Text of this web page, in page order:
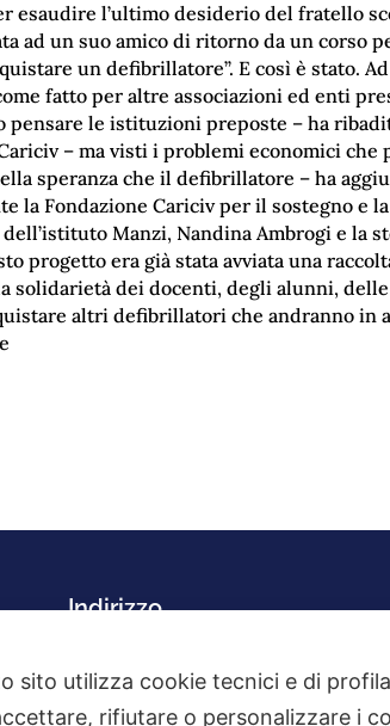
esaudire l’ultimo desiderio del fratello
ad un suo amico di ritorno da un corso
un defibrillatore”. E così è stato.
fatto per altre associazioni ed enti
pensare le istituzioni preposte – ha
– ma visti i problemi economici
speranza che il defibrillatore – ha
la Fondazione Cariciv per il sostegno e
Manzi, Nandina Ambrogi e la
progetto era già stata avviata una
solidarietà dei docenti, degli alunni,
altri defibrillatori che andranno
Indirizzo
00053 Civitavecchia (RM)
sito utilizza cookie tecnici e di
rifiutare o personalizzare i